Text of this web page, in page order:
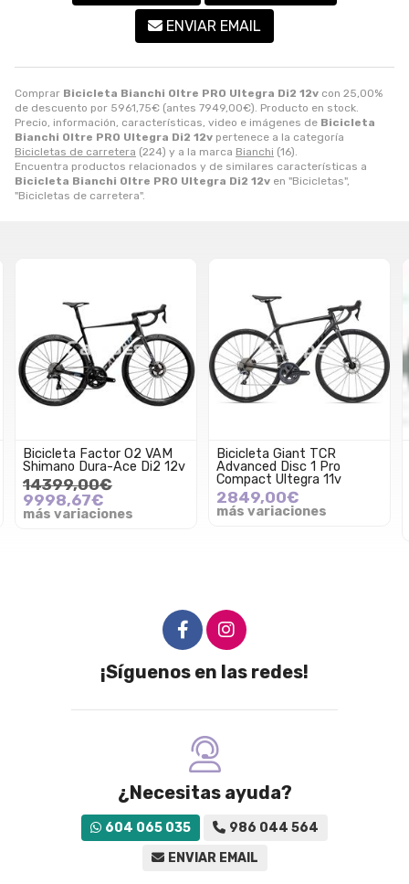
Comprar Bicicleta Bianchi Oltre PRO Ultegra Di2 12v con 25,00%
de descuento por 5961,75€ (antes 7949,00€). Producto en stock.
Precio, información, características, video e imágenes de Bicicleta
Bianchi Oltre PRO Ultegra Di2 12v pertenece a la categoría
Bicicletas de carretera (224) y a la marca Bianchi (16).
Encuentra productos relacionados y de similares características a
Bicicleta Bianchi Oltre PRO Ultegra Di2 12v en "Bicicletas",
"Bicicletas de carretera".
ENVIAR EMAIL
Bicicleta Factor O2 VAM
Shimano Dura-Ace Di2 12v
14399,00€
9998,67€
más variaciones
Bicicleta Giant TCR
Advanced Disc 1 Pro
Compact Ultegra 11v
2849,00€
más variaciones
¡Síguenos en las redes!
¿Necesitas ayuda?
604 065 035
986 044 564
ENVIAR EMAIL